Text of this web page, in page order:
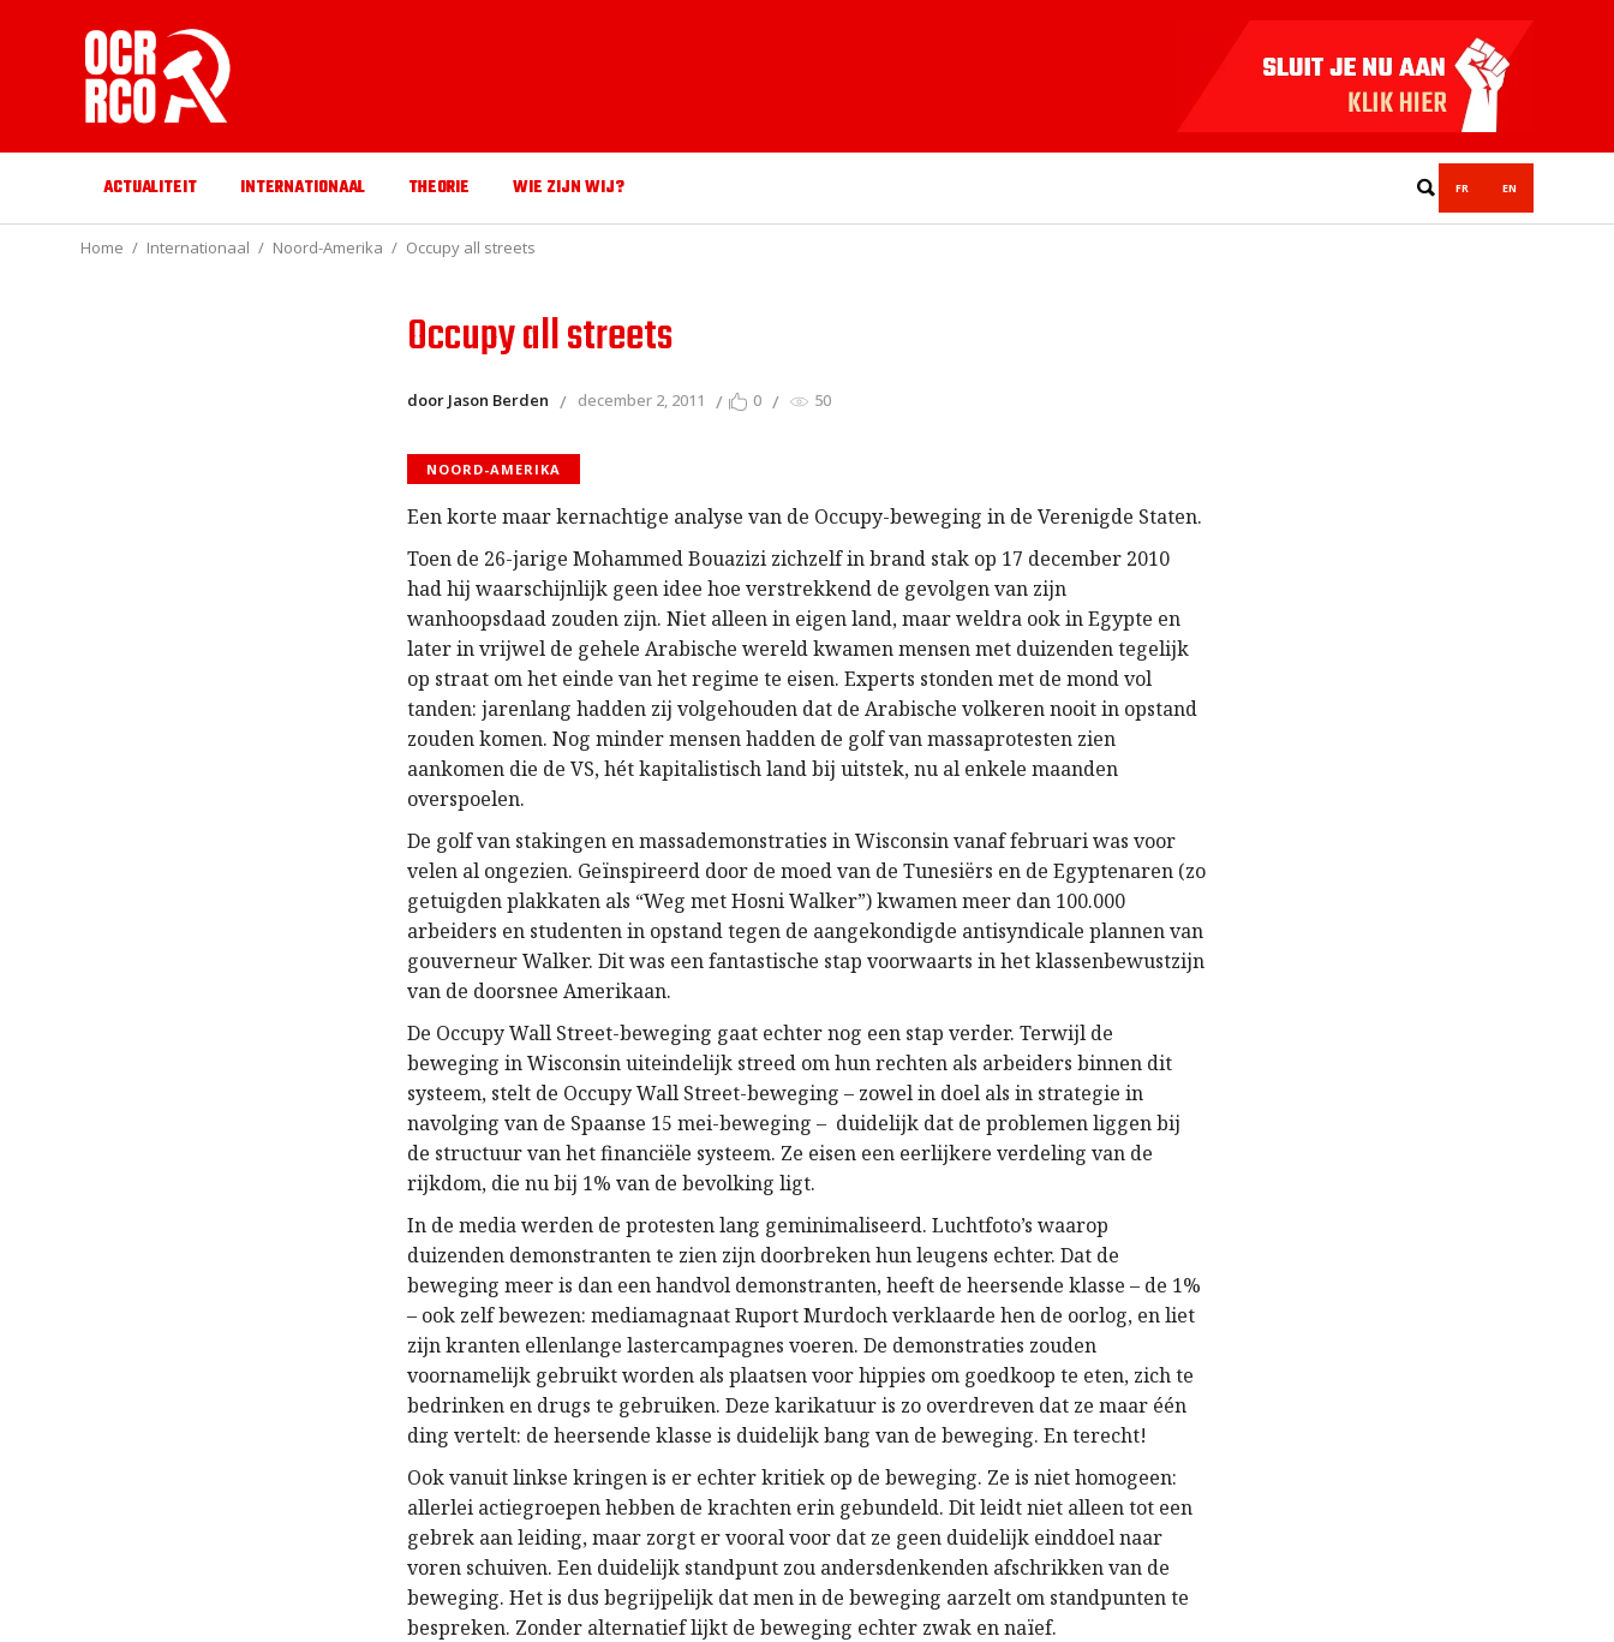
ACTUALITEIT INTERNATIONAAL THEORIE WIE ZIJN WIJ? FR EN
Home Internationaal Noord-Amerika Occupy all streets
Occupy all streets
door Jason Berden december 2, 2011 0 50
NOORD-AMERIKA
Een korte maar kernachtige analyse van de Occupy-beweging in de Verenigde Staten.
Toen de 26-jarige Mohammed Bouazizi zichzelf in brand stak op 17 december 2010
had hij waarschijnlijk geen idee hoe verstrekkend de gevolgen van zijn
wanhoopsdaad zouden zijn. Niet alleen in eigen land, maar weldra ook in Egypte en
later in vrijwel de gehele Arabische wereld kwamen mensen met duizenden tegelijk
op straat om het einde van het regime te eisen. Experts stonden met de mond vol
tanden: jarenlang hadden zij volgehouden dat de Arabische volkeren nooit in opstand
zouden komen. Nog minder mensen hadden de golf van massaprotesten zien
aankomen die de VS, hét kapitalistisch land bij uitstek, nu al enkele maanden
overspoelen.
De golf van stakingen en massademonstraties in Wisconsin vanaf februari was voor
velen al ongezien. Geïnspireerd door de moed van de Tunesiërs en de Egyptenaren (zo
getuigden plakkaten als “Weg met Hosni Walker”) kwamen meer dan 100.000
arbeiders en studenten in opstand tegen de aangekondigde antisyndicale plannen van
gouverneur Walker. Dit was een fantastische stap voorwaarts in het klassenbewustzijn
van de doorsnee Amerikaan.
De Occupy Wall Street-beweging gaat echter nog een stap verder. Terwijl de
beweging in Wisconsin uiteindelijk streed om hun rechten als arbeiders binnen dit
systeem, stelt de Occupy Wall Street-beweging – zowel in doel als in strategie in
navolging van de Spaanse 15 mei-beweging – duidelijk dat de problemen liggen bij
de structuur van het financiële systeem. Ze eisen een eerlijkere verdeling van de
rijkdom, die nu bij 1% van de bevolking ligt.
In de media werden de protesten lang geminimaliseerd. Luchtfoto’s waarop
duizenden demonstranten te zien zijn doorbreken hun leugens echter. Dat de
beweging meer is dan een handvol demonstranten, heeft de heersende klasse – de 1%
– ook zelf bewezen: mediamagnaat Ruport Murdoch verklaarde hen de oorlog, en liet
zijn kranten ellenlange lastercampagnes voeren. De demonstraties zouden
voornamelijk gebruikt worden als plaatsen voor hippies om goedkoop te eten, zich te
bedrinken en drugs te gebruiken. Deze karikatuur is zo overdreven dat ze maar één
ding vertelt: de heersende klasse is duidelijk bang van de beweging. En terecht!
Ook vanuit linkse kringen is er echter kritiek op de beweging. Ze is niet homogeen:
allerlei actiegroepen hebben de krachten erin gebundeld. Dit leidt niet alleen tot een
gebrek aan leiding, maar zorgt er vooral voor dat ze geen duidelijk einddoel naar
voren schuiven. Een duidelijk standpunt zou andersdenkenden afschrikken van de
beweging. Het is dus begrijpelijk dat men in de beweging aarzelt om standpunten te
bespreken. Zonder alternatief lijkt de beweging echter zwak en naïef.